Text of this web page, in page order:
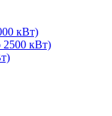
кВт)
2500 кВт)